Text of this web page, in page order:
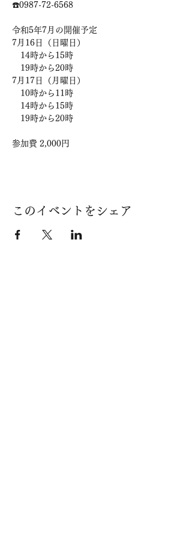
☎️0987-72-6568
令和5年7月の開催予定
7月16日（日曜日）
14時から15時
19時から20時
7月17日（月曜日）
10時から11時
14時から15時
19時から20時
参加費 2,000円
このイベントをシェア